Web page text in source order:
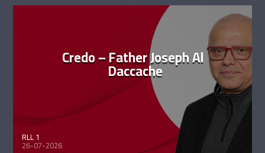
Credo – Father Joseph Al
Daccache
RLL 1
26-07-2026